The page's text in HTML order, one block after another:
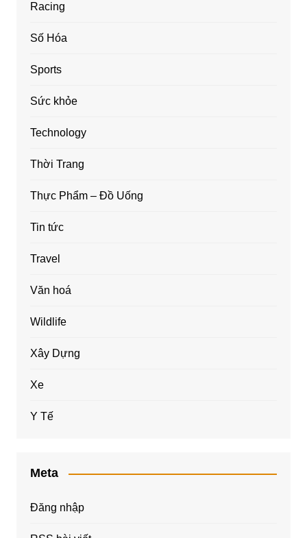
Racing
Số Hóa
Sports
Sức khỏe
Technology
Thời Trang
Thực Phẩm – Đồ Uống
Tin tức
Travel
Văn hoá
Wildlife
Xây Dựng
Xe
Y Tế
Meta
Đăng nhập